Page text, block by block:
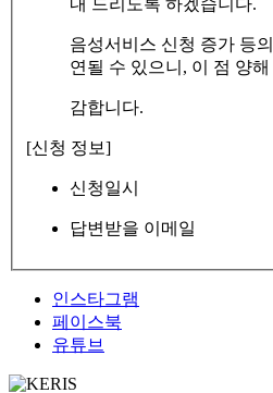
음성서비스 신청 증가 등
연될 수 있으니, 이 점 양
감합니다.
[신청 정보]
신청일시
답변받을 이메일
인스타그램
페이스북
유튜브